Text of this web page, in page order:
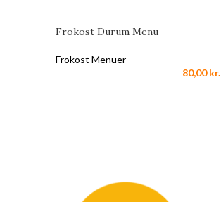
Frokost Durum Menu
Frokost Menuer
80,00kr.